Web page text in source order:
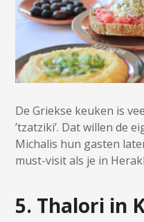
De Griekse keuken is
’tzatziki’. Dat willen de
Michalis hun gasten
must-visit als je in
5. Thalori in